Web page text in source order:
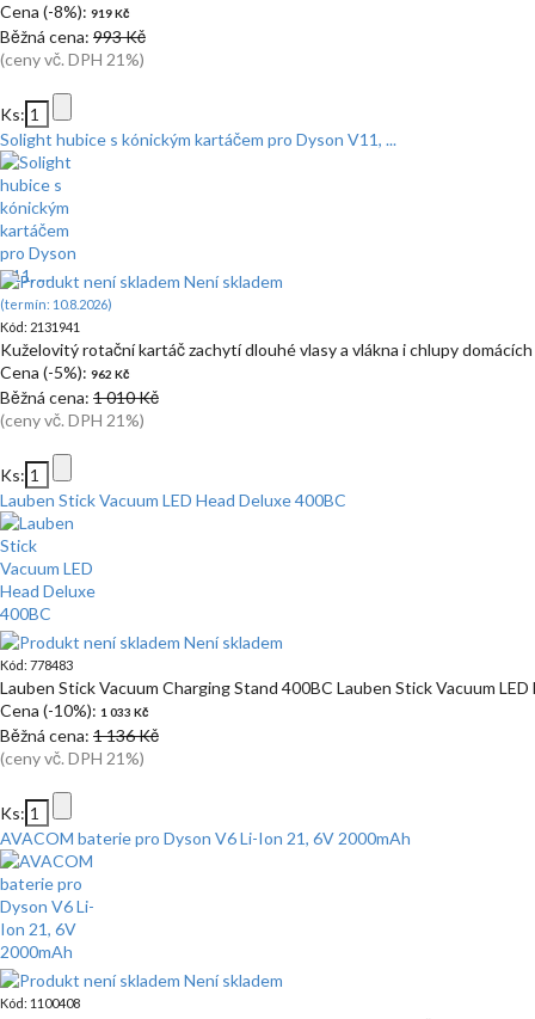
Cena (-8%): 919 Kč
Běžná cena: 993 Kč
(ceny vč. DPH 21%)
Ks:
Solight hubice s kónickým kartáčem pro Dyson V11, ...
Není skladem
(termín: 10.8.2026)
Kód: 2131941
Kuželovitý rotační kartáč zachytí dlouhé vlasy a vlákna i chlupy
Cena (-5%): 962 Kč
Běžná cena: 1 010 Kč
(ceny vč. DPH 21%)
Ks:
Lauben Stick Vacuum LED Head Deluxe 400BC
Není skladem
Kód: 778483
Lauben Stick Vacuum Charging Stand 400BC Lauben Stick Vacuum
Cena (-10%): 1 033 Kč
Běžná cena: 1 136 Kč
(ceny vč. DPH 21%)
Ks:
AVACOM baterie pro Dyson V6 Li-Ion 21, 6V 2000mAh
Není skladem
Kód: 1100408